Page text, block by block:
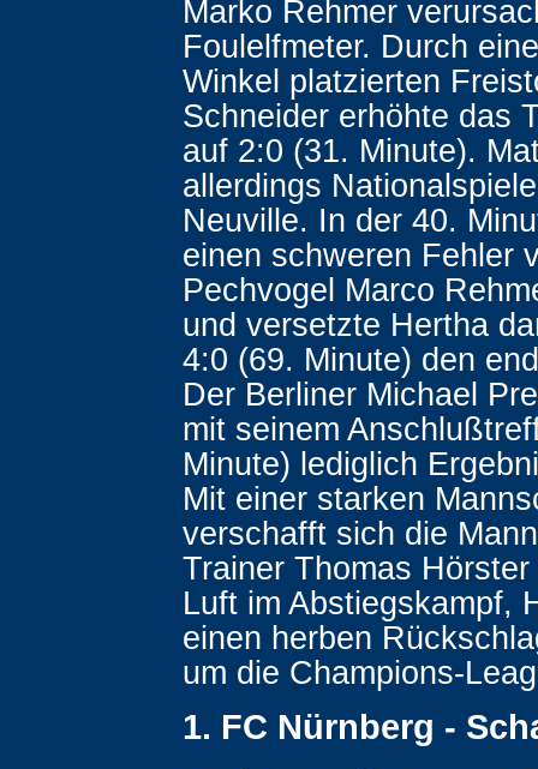
Marko Rehmer
Foulelfmeter. Durch
Winkel platzierten
Schneider erhöhte das
auf 2:0 (31. Minute).
allerdings
Neuville. In der 40.
einen schweren Fehler
Pechvogel Marco
und versetzte Hertha
4:0 (69. Minute) den
Der Berliner Michael
mit seinem
Minute) lediglich
Mit einer starken
verschafft sich die
Trainer Thomas
Luft im Abstiegskampf,
einen herben
um die Champions-
1. FC Nürnberg -